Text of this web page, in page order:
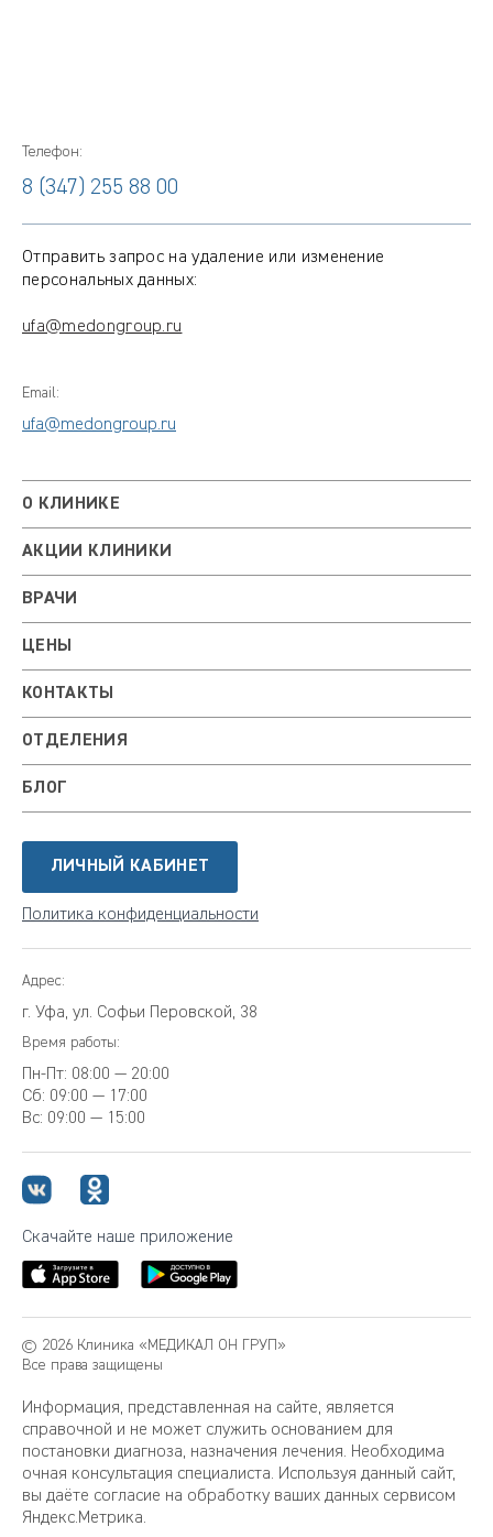
Телефон:
8 (347) 255 88 00
Отправить запрос на удаление или изменение
персональных данных:
ufa@medongroup.ru
Email:
ufa@medongroup.ru
О КЛИНИКЕ
АКЦИИ КЛИНИКИ
ВРАЧИ
ЦЕНЫ
КОНТАКТЫ
ОТДЕЛЕНИЯ
БЛОГ
ЛИЧНЫЙ КАБИНЕТ
Политика конфиденциальности
Адрес:
г. Уфа, ул. Софьи Перовской, 38
Время работы:
Пн-Пт: 08:00 — 20:00
Сб: 09:00 — 17:00
Вс: 09:00 — 15:00
Скачайте наше приложение
© 2026 Клиника «МЕДИКАЛ ОН ГРУП»
Все права защищены
Информация, представленная на сайте, является
справочной и не может служить основанием для
постановки диагноза, назначения лечения. Необходима
очная консультация специалиста. Используя данный сайт,
вы даёте согласие на обработку ваших данных сервисом
Яндекс.Метрика.